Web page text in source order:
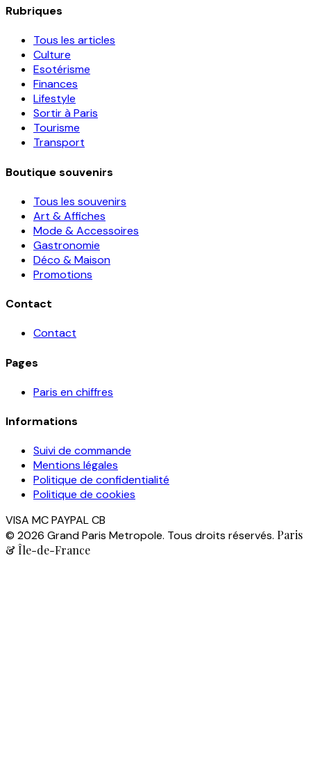
Rubriques
Tous les articles
Culture
Esotérisme
Finances
Lifestyle
Sortir à Paris
Tourisme
Transport
Boutique souvenirs
Tous les souvenirs
Art & Affiches
Mode & Accessoires
Gastronomie
Déco & Maison
Promotions
Contact
Contact
Pages
Paris en chiffres
Informations
Suivi de commande
Mentions légales
Politique de confidentialité
Politique de cookies
VISA MCPAYPALCB
© 2026 Grand Paris Metropole. Tous droits réservés. Paris
& Île-de-France